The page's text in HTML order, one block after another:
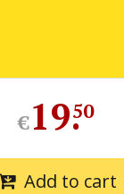
€19.
50
Add to cart